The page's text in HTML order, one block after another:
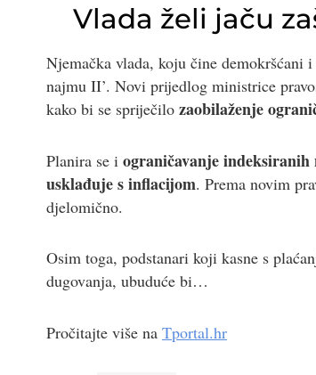
Vlada želi jaču
Njemačka vlada, koju čine demokršćani
najmu II’. Novi prijedlog ministrice
kako bi se spriječilo zaobilaženje
Planira se i ograničavanje indeksiranih
usklađuje s inflacijom. Prema novim
djelomično.
Osim toga, podstanari koji kasne s
dugovanja, ubuduće bi…
Pročitajte više na Tportal.hr